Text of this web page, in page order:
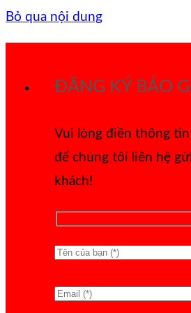
Bỏ qua nội dung
ĐĂNG KÝ BÁO
Vui lòng điền thông
để chúng tôi liên hệ
khách!